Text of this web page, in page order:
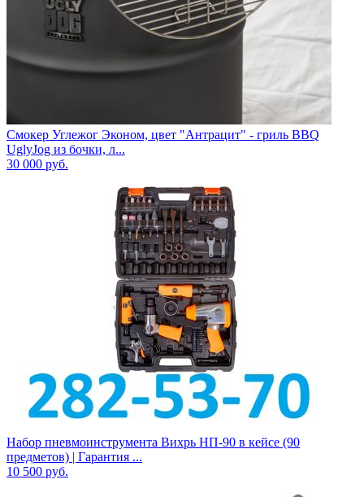
Смокер Углежог Эконом, цвет "Антрацит" - гриль BBQ
UglyJog из бочки, л...
30 000 руб.
Набор пневмоинструмента Вихрь НП-90 в кейсе (90
предметов) | Гарантия ...
10 500 руб.